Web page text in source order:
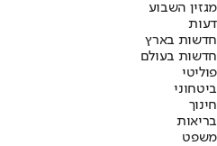
מגזין השבוע
דעות
חדשות בארץ
חדשות בעולם
פוליטי
ביטחוני
חינוך
בריאות
משפט